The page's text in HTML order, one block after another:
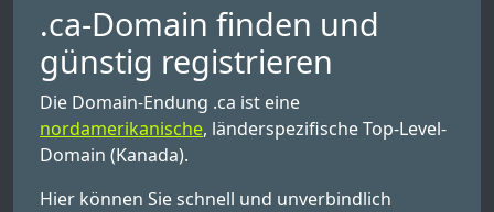
.ca-Domain finden und
günstig registrieren
Die Domain-Endung .ca ist eine
nordamerikanische, länderspezifische Top-Level-
Domain (Kanada).
Hier können Sie schnell und unverbindlich